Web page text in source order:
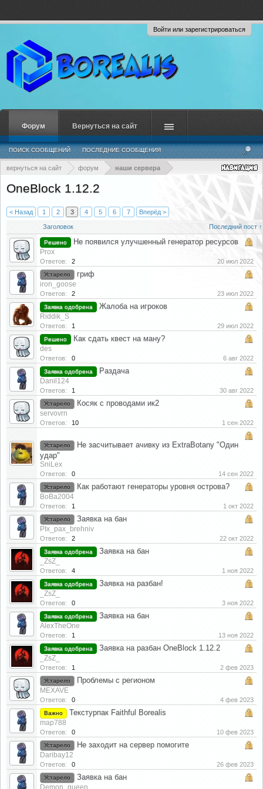
Войти или зарегистрироваться
вернуться на сайт форум наши сервера
OneBlock 1.12.2
< Назад 1 2 3 4 5 6 7 Вперёд >
Заголовок Последний пост ↑
Решено Не появился улучшенный генератор ресурсов
Prox
Ответов: 2 20 июл 2022
Устарело гриф
iron_goose
Ответов: 2 23 июл 2022
Заявка одобрена Жалоба на игроков
Riddik_S
Ответов: 1 29 июл 2022
Решено Как сдать квест на ману?
des
Ответов: 0 6 авг 2022
Заявка одобрена Раздача
Danil124
Ответов: 1 30 авг 2022
Устарело Косяк с проводами ик2
servovrn
Ответов: 10 1 сен 2022
Устарело
Не засчитывает ачивку из ExtraBotany "Один
удар"
SniLex
Ответов: 0 14 сен 2022
Устарело Как работают генераторы уровня острова?
BoBa2004
Ответов: 1 1 окт 2022
Устарело Заявка на бан
PIx_pax_brehniv
Ответов: 2 22 окт 2022
Заявка одобрена Заявка на бан
_ZsZ_
Ответов: 4 1 ноя 2022
Заявка одобрена Заявка на разбан!
_ZsZ_
Ответов: 0 3 ноя 2022
Заявка одобрена Заявка на бан
AlexTheOne
Ответов: 1 13 ноя 2022
Заявка одобрена Заявка на разбан OneBlock 1.12.2
_ZsZ_
Ответов: 1 2 фев 2023
Устарело Проблемы с регионом
MEXAVE
Ответов: 0 4 фев 2023
Важно Текстурпак Faithful Borealis
map788
Ответов: 0 10 фев 2023
Устарело Не заходит на сервер помогите
Daribay12
Ответов: 0 26 фев 2023
Устарело Заявка на бан
Demon_queen
Форум
ПОИСК СООБЩЕНИЙ ПОСЛЕДНИЕ СООБЩЕНИЯ
Вернуться на сайт